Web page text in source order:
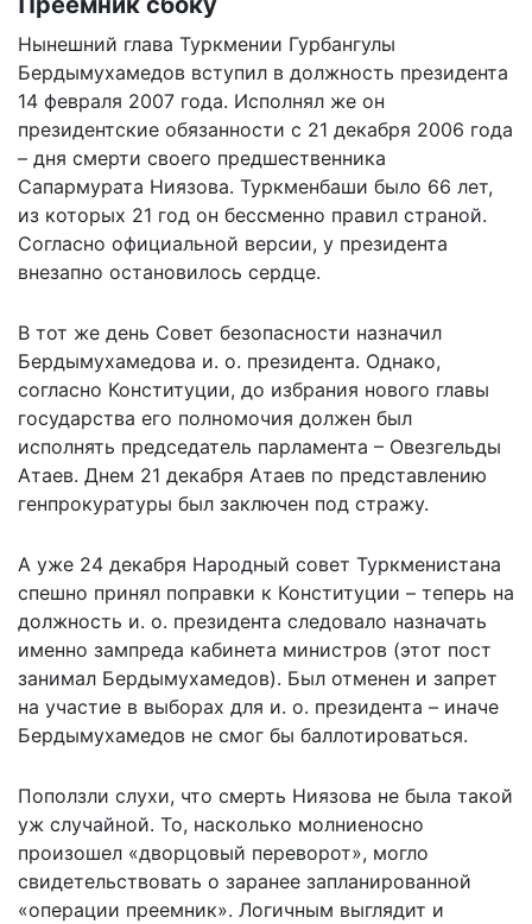
Нынешний глава Туркмении Гурбангулы
Бердымухамедов вступил в должность президента
14 февраля 2007 года. Исполнял же он
президентские обязанности с 21 декабря 2006 года
– дня смерти своего предшественника
Сапармурата Ниязова. Туркменбаши было 66 лет,
из которых 21 год он бессменно правил страной.
Согласно официальной версии, у президента
внезапно остановилось сердце.
В тот же день Совет безопасности назначил
Бердымухамедова и. о. президента. Однако,
согласно Конституции, до избрания нового главы
государства его полномочия должен был
исполнять председатель парламента – Овезгельды
Атаев. Днем 21 декабря Атаев по представлению
генпрокуратуры был заключен под стражу.
А уже 24 декабря Народный совет Туркменистана
спешно принял поправки к Конституции – теперь на
должность и. о. президента следовало назначать
именно зампреда кабинета министров (этот пост
занимал Бердымухамедов). Был отменен и запрет
на участие в выборах для и. о. президента – иначе
Бердымухамедов не смог бы баллотироваться.
Поползли слухи, что смерть Ниязова не была такой
уж случайной. То, насколько молниеносно
произошел «дворцовый переворот», могло
свидетельствовать о заранее запланированной
«операции преемник». Логичным выглядит и